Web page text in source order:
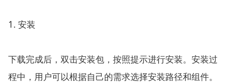
1. 安装
下载完成后，双击安装包，按照提示进行安装。安装过
程中，用户可以根据自己的需求选择安装路径和组件。